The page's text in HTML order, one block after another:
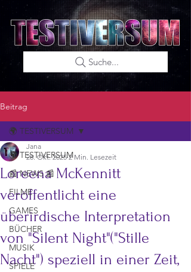
Suche...
Beitrag
🌍 TESTIVERSUM
📰 NEWS 📰
FILME
GAMES
BÜCHER
MUSIK
SPIELE
🌍 TESTIVERSUM
Loreena McKennitt
veröffentlicht eine
überirdische Interpretation
von "Silent Night"("Stille
Nacht") speziell in einer Zeit,
Jana
28. Okt. 2025 2 Min. Lesezeit